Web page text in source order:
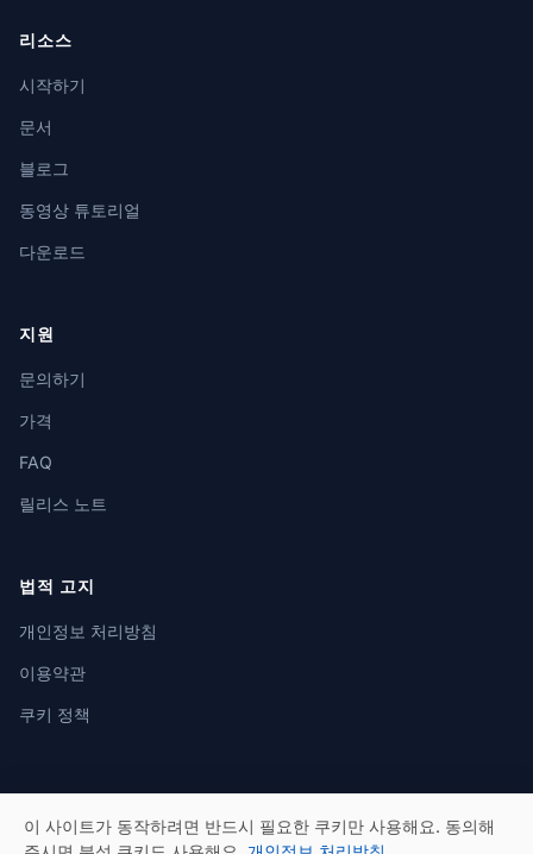
리소스
시작하기
문서
블로그
동영상 튜토리얼
다운로드
지원
문의하기
가격
FAQ
릴리스 노트
법적 고지
개인정보 처리방침
이용약관
쿠키 정책
© 2026 eSeGeCe. 모든 권리 보유.
이 사이트가 동작하려면 반드시 필요한 쿠키만 사용해요. 동의해